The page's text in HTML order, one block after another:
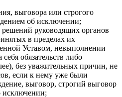
выговора или строгого
об исключении;
руководящих органов
в пределах их
Уставом, невыполнении
обязательств либо
без уважительных причин, не
если к нему уже были
выговор, строгий выговор
исключении;